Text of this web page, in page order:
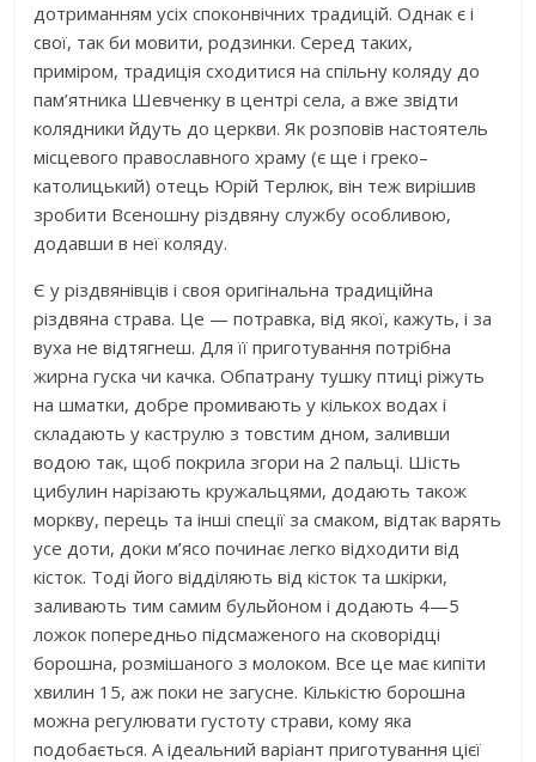
дотриманням усіх споконвічних традицій. Однак є і
свої, так би мовити, родзинки. Серед таких,
приміром, традиція сходитися на спільну коляду до
пам’ятника Шевченку в центрі села, а вже звідти
колядники йдуть до церкви. Як розповів настоятель
місцевого православного храму (є ще і греко–
католицький) отець Юрій Терлюк, він теж вирішив
зробити Всеношну різдвяну службу особливою,
додавши в неї коляду.
Є у різдвянівців і своя оригінальна традиційна
різдвяна страва. Це — потравка, від якої, кажуть, і за
вуха не відтягнеш. Для її приготування потрібна
жирна гуска чи качка. Обпатрану тушку птиці ріжуть
на шматки, добре промивають у кількох водах і
складають у каструлю з товстим дном, заливши
водою так, щоб покрила згори на 2 пальці. Шість
цибулин нарізають кружальцями, додають також
моркву, перець та інші спеції за смаком, відтак варять
усе доти, доки м’ясо починає легко відходити від
кісток. Тоді його відділяють від кісток та шкірки,
заливають тим самим бульйоном і додають 4—5
ложок попередньо підсмаженого на сковорідці
борошна, розмішаного з молоком. Все це має кипіти
хвилин 15, аж поки не загусне. Кількістю борошна
можна регулювати густоту страви, кому яка
подобається. А ідеальний варіант приготування цієї